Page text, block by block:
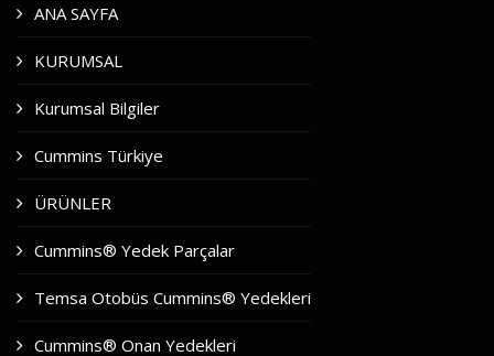
ANA SAYFA
KURUMSAL
Kurumsal Bilgiler
Cummins Türkiye
ÜRÜNLER
Cummins® Yedek Parçalar
Temsa Otobüs Cummins® Yedekleri
Cummins® Onan Yedekleri